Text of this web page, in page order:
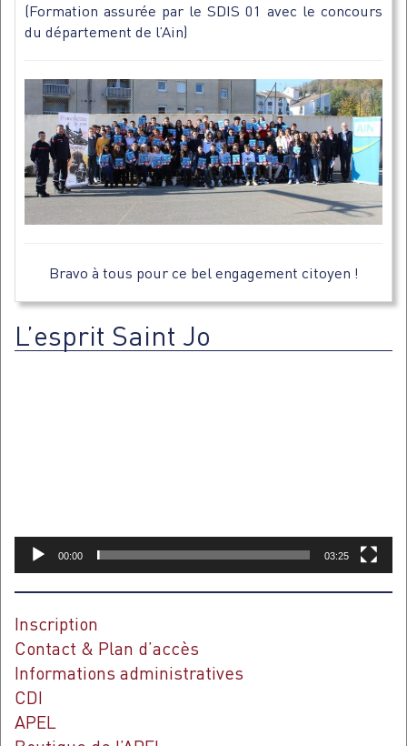
(Formation assurée par le SDIS 01 avec le concours
du département de l’Ain)
Bravo à tous pour ce bel engagement citoyen !
L’esprit Saint Jo
00:00 03:25
Inscription
Contact & Plan d’accès
Informations administratives
CDI
APEL